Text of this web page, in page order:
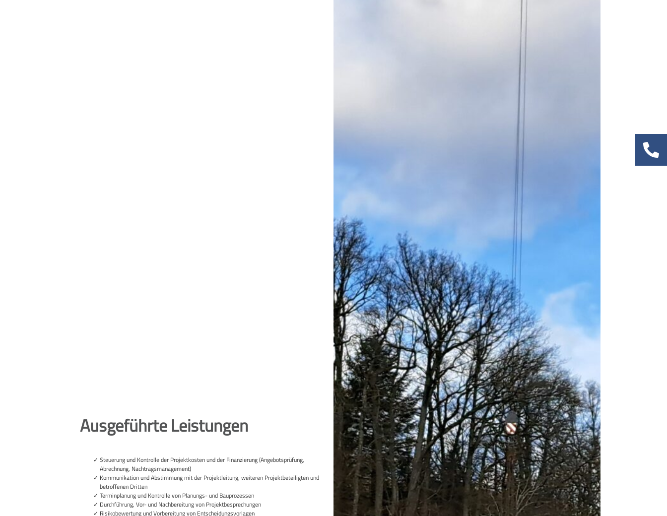
Ausgeführte Leistungen
Steuerung und Kontrolle der Projektkosten und der Finanzierung (Angebotsprüfung,
Abrechnung, Nachtragsmanagement)
Kommunikation und Abstimmung mit der Projektleitung, weiteren Projektbeteiligten und
betroffenen Dritten
Terminplanung und Kontrolle von Planungs- und Bauprozessen
Durchführung, Vor- und Nachbereitung von Projektbesprechungen
Risikobewertung und Vorbereitung von Entscheidungsvorlagen